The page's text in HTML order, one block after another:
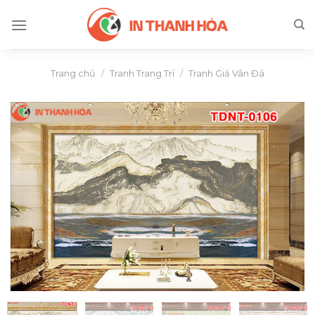
Trang chủ / Tranh Trang Trí / Tranh Giả Vân Đá